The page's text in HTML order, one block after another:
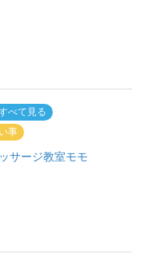
べて見る
事
サージ教室モモ